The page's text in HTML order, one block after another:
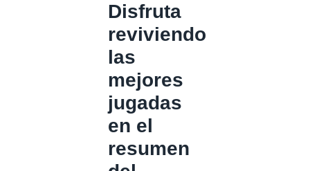
Disfruta
reviviendo
las
mejores
jugadas
en el
resumen